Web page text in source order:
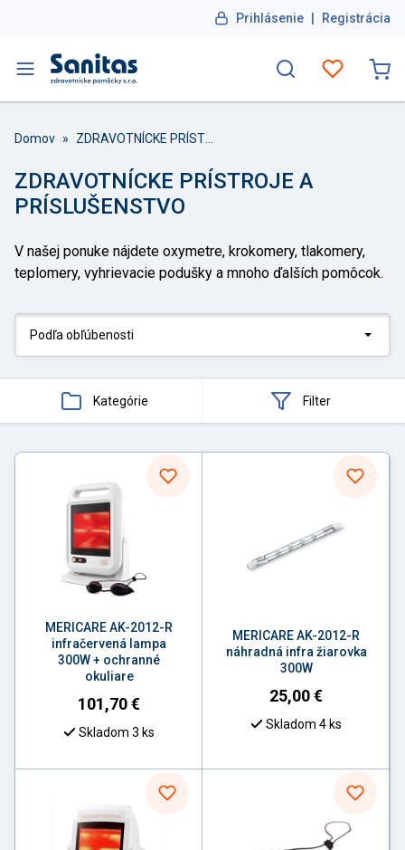
Prihlásenie | Registrácia
Domov »
ZDRAVOTNÍCKE PRÍSTROJE A
PRÍSLUŠENSTVO
V našej ponuke nájdete oxymetre, krokomery, tlakomery,
teplomery, vyhrievacie podušky a mnoho ďalších pomôcok.
Kategórie Filter
MERICARE AK-2012-R
infračervená lampa
300W + ochranné
okuliare
101,70€
Skladom 3 ks
MERICARE AK-2012-R
náhradná infra žiarovka
300W
25,00€
Skladom 4 ks